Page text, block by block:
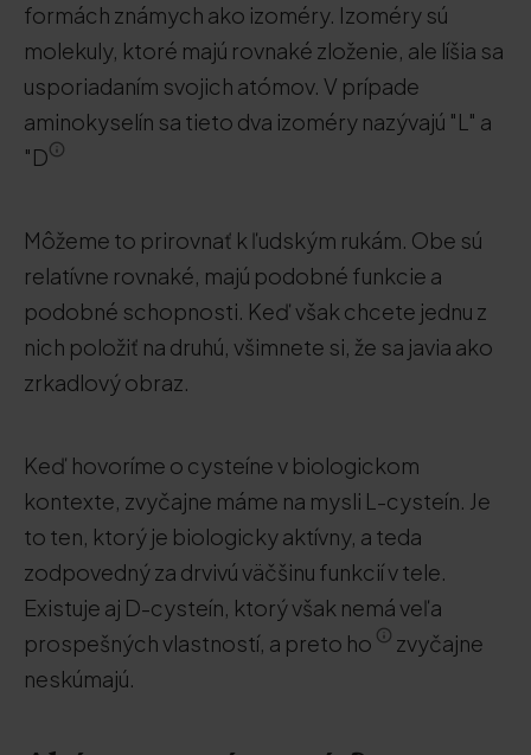
formách známych ako izoméry. Izoméry sú
molekuly, ktoré majú rovnaké zloženie, ale líšia sa
usporiadaním svojich atómov. V prípade
aminokyselín sa tieto dva izoméry nazývajú "L" a
"D
Môžeme to prirovnať k ľudským rukám. Obe sú
relatívne rovnaké, majú podobné funkcie a
podobné schopnosti. Keď však chcete jednu z
nich položiť na druhú, všimnete si, že sa javia ako
zrkadlový obraz.
Keď hovoríme o cysteíne v biologickom
kontexte, zvyčajne máme na mysli L-cysteín. Je
to ten, ktorý je biologicky aktívny, a teda
zodpovedný za drvivú väčšinu funkcií v tele.
Existuje aj D-cysteín, ktorý však nemá veľa
prospešných vlastností, a preto ho
zvyčajne
neskúmajú.